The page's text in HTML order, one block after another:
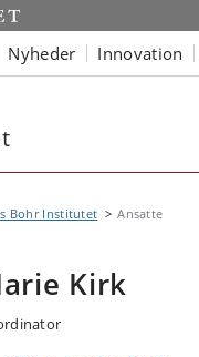
Nyheder Innovation
Bohr Institutet Ansatte
Kirk